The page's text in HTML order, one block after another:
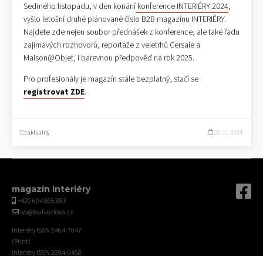
Sedmého listopadu, v den konání konference INTERIÉRY 2024,
vyšlo letošní druhé plánované číslo B2B magazínu INTERIÉRY.
Najdete zde nejen soubor přednášek z konference, ale také řadu
zajímavých rozhovorů, reportáže z veletrhů Cersaie a
Maison@Objet, i barevnou předpověď na rok 2025.
Pro profesionály je magazín stále bezplatný, stačí se
registrovat ZDE.
aktuality 22. 11. 2024
magazín interiéry
+420 604 865 883
iva@ivabastlova.cz
Interiéry ISSN 2464-7047
(Print)
Interiéry ISSN 2694-9458